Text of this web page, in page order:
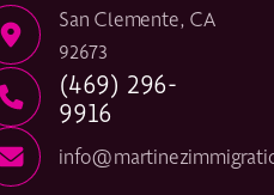
San Clemente, CA
92673
(469) 296-
9916